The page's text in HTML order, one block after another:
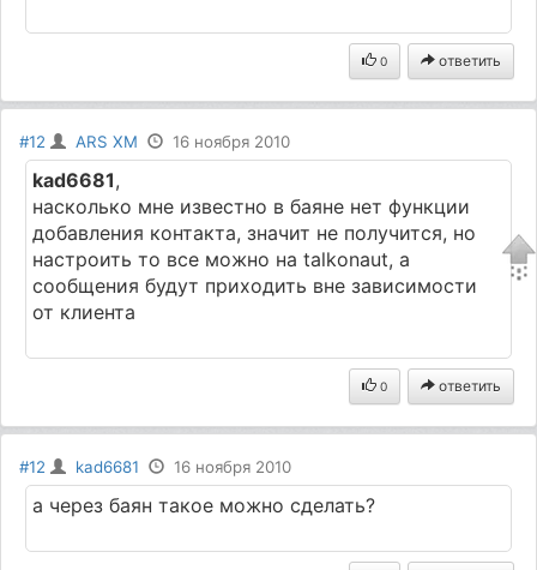
0 ответить
#12 ARS XM 16 ноября 2010
kad6681,
насколько мне известно в баяне нет функции
добавления контакта, значит не получится, но
настроить то все можно на talkonaut, а
сообщения будут приходить вне зависимости
от клиента
0 ответить
#12 kad6681 16 ноября 2010
а через баян такое можно сделать?